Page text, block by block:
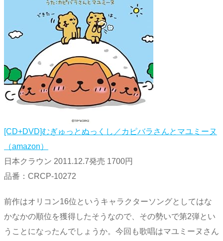
[CD+DVD]むぎゅっとぬっくし／カピバラさんとマユミーヌ
（amazon）
日本クラウン 2011.12.7発売 1700円
品番：CRCP-10272
前作はオリコン16位というキャラクターソングとしてはな
かなかの順位を獲得したそうなので、その勢いで第2弾とい
うことになったんでしょうか。今回も歌唱はマユミーヌさん